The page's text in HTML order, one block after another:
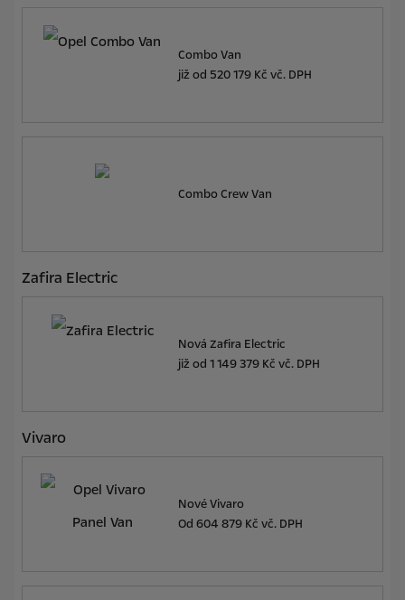
Combo Van
již od 520 179 Kč vč. DPH
Combo Crew Van
Zafira Electric
Nová Zafira Electric
již od 1 149 379 Kč vč. DPH
Vivaro
Nové Vivaro
Od 604 879 Kč vč. DPH